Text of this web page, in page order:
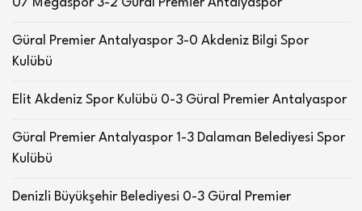
Güral Premier Antalyaspor 3-0 Akdeniz Bilgi Spor
Kulübü
Elit Akdeniz Spor Kulübü 0-3 Güral Premier Antalyaspor
Güral Premier Antalyaspor 1-3 Dalaman Belediyesi Spor
Kulübü
Denizli Büyükşehir Belediyesi 0-3 Güral Premier